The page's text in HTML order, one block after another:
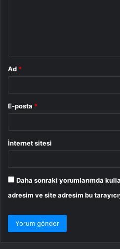
Ad *
E-posta *
İnternet sitesi
Daha sonraki yorumlarımda
adresim ve site adresim bu